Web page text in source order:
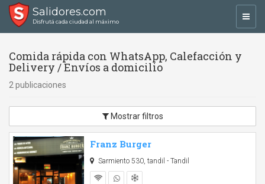
Salidores.com
Disfrutá cada ciudad al máximo
Comida rápida con WhatsApp, Calefacción y
Delivery / Envíos a domicilio
2 publicaciones
Mostrar filtros
Franz Burger
Sarmiento 530, tandil - Tandil